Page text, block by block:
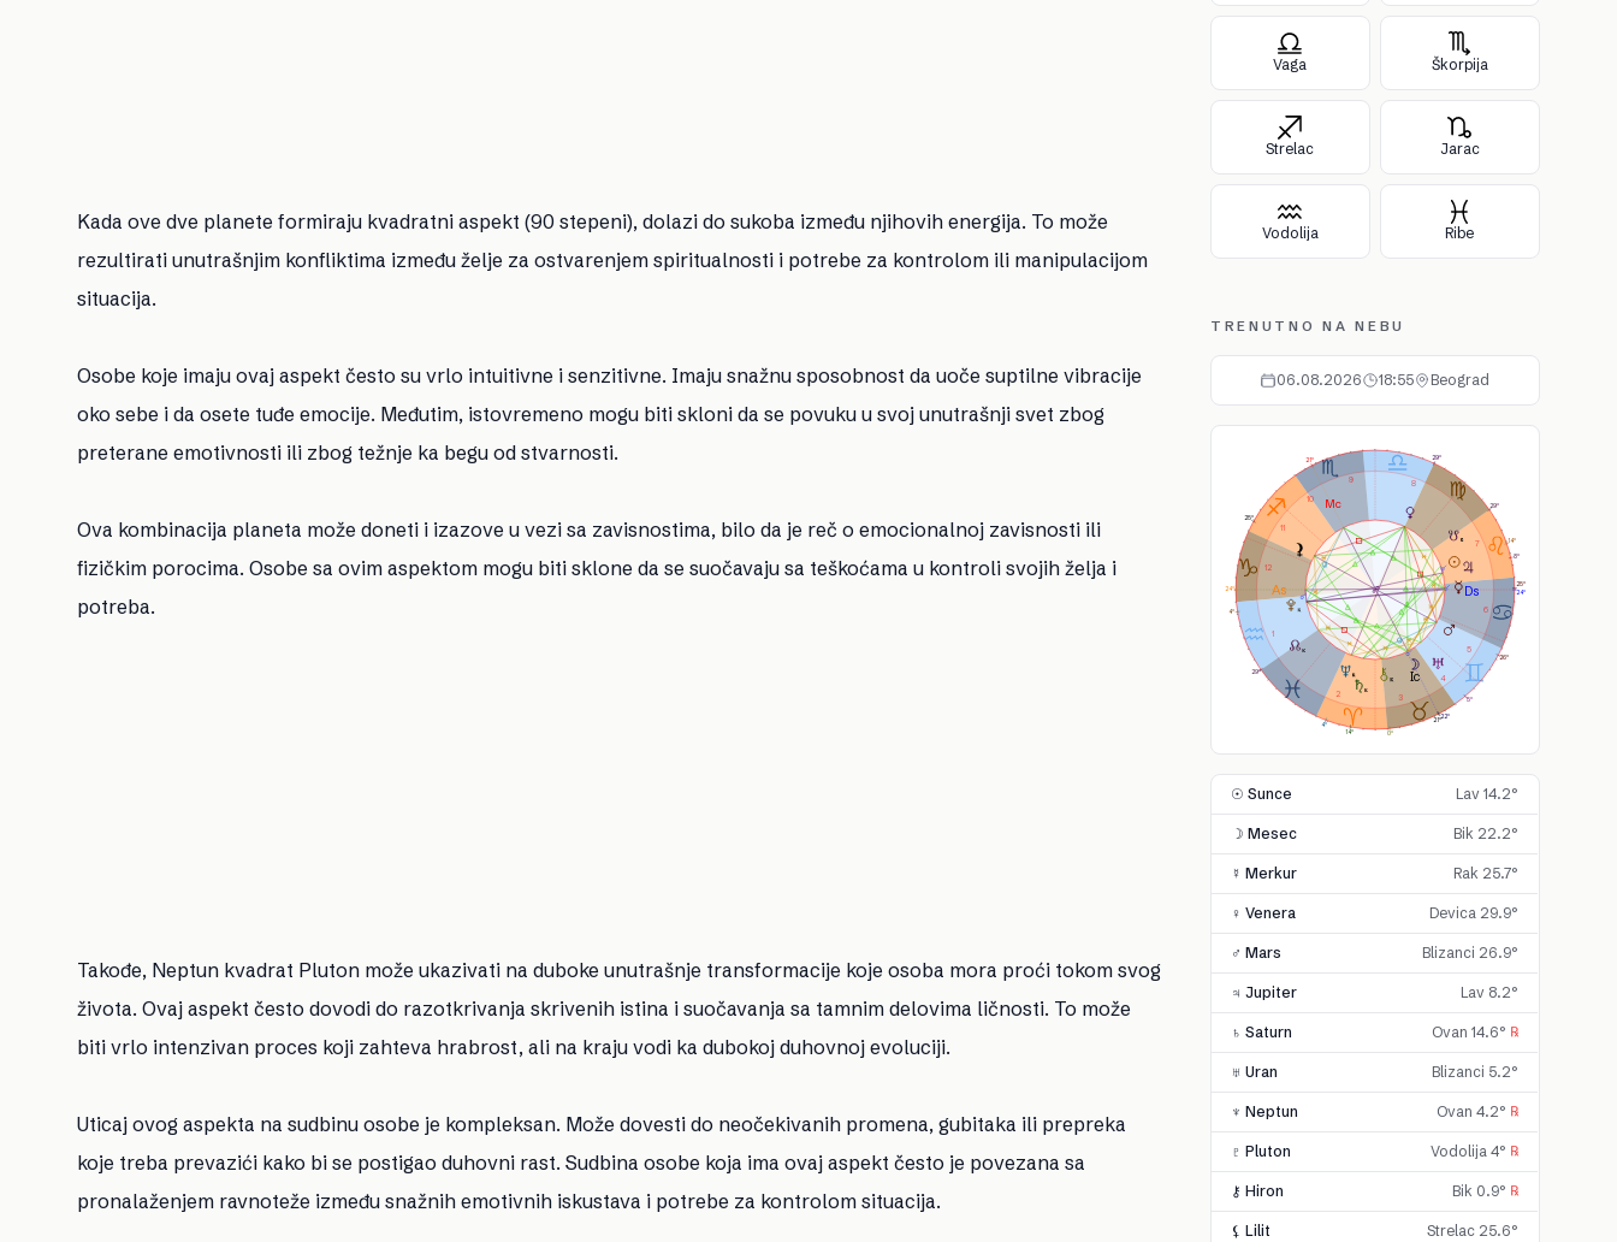
Kada ove dve planete formiraju kvadratni aspekt (90 stepeni), dolazi do sukoba između njihovih energija. To može
rezultirati unutrašnjim konfliktima između želje za ostvarenjem spiritualnosti i potrebe za kontrolom ili manipulacijom
situacija.
Osobe koje imaju ovaj aspekt često su vrlo intuitivne i senzitivne. Imaju snažnu sposobnost da uoče suptilne vibracije
oko sebe i da osete tuđe emocije. Međutim, istovremeno mogu biti skloni da se povuku u svoj unutrašnji svet zbog
preterane emotivnosti ili zbog težnje ka begu od stvarnosti.
Ova kombinacija planeta može doneti i izazove u vezi sa zavisnostima, bilo da je reč o emocionalnoj zavisnosti ili
fizičkim porocima. Osobe sa ovim aspektom mogu biti sklone da se suočavaju sa teškoćama u kontroli svojih želja i
potreba.
Takođe, Neptun kvadrat Pluton može ukazivati na duboke unutrašnje transformacije koje osoba mora proći tokom svog
života. Ovaj aspekt često dovodi do razotkrivanja skrivenih istina i suočavanja sa tamnim delovima ličnosti. To može
biti vrlo intenzivan proces koji zahteva hrabrost, ali na kraju vodi ka dubokoj duhovnoj evoluciji.
Uticaj ovog aspekta na sudbinu osobe je kompleksan. Može dovesti do neočekivanih promena, gubitaka ili prepreka
koje treba prevazići kako bi se postigao duhovni rast. Sudbina osobe koja ima ovaj aspekt često je povezana sa
pronalaženjem ravnoteže između snažnih emotivnih iskustava i potrebe za kontrolom situacija.
Vaga Škorpija
Strelac Jarac
Vodolija Ribe
TRENUTNO NA NEBU
06.08.2026 18:55 Beograd
1
2 3
4
5
6
7
8
9
10
11
12
14°
22°
25°
29°
26°
8°
14°
5°
4°
4°
29°
0°
24°
21°
24°
21°
25°
29°
☉ Sunce Lav 14.2°
☽ Mesec Bik 22.2°
☿ Merkur Rak 25.7°
♀ Venera Devica 29.9°
♂ Mars Blizanci 26.9°
♃ Jupiter Lav 8.2°
♄ Saturn Ovan 14.6° ℞
♅ Uran Blizanci 5.2°
♆ Neptun Ovan 4.2° ℞
♇ Pluton Vodolija 4° ℞
⚷ Hiron Bik 0.9° ℞
⚸ Lilit Strelac 25.6°